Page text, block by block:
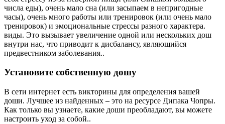
числа еды), очень мало сна (или засыпаем в непригодные
часы), очень много работы или тренировок (или очень мало
тренировок) и эмоциональные стрессы разного характера.
виды. Это вызывает увеличение одной или нескольких дош
внутри нас, что приводит к дисбалансу, являющийся
предвестником заболевания..
Установите собственную дошу
В сети интернет есть викторины для определения вашей
доши. Лучшее из найденных – это на ресурсе Дипака Чопры.
Как только вы узнаете, какие доши преобладают, вы можете
настроить уход за собой..